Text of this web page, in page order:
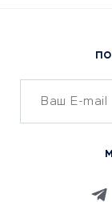
Сервисы
ОБУЧЕНИЕ И
Изучение